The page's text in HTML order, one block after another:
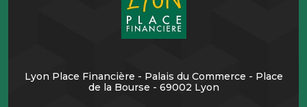
Lyon Place Financière - Palais du Commerce - Place
de la Bourse - 69002 Lyon